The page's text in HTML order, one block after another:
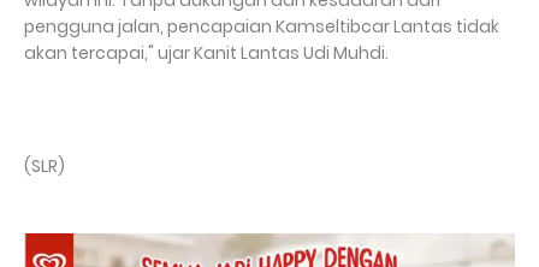
pengguna jalan, pencapaian Kamseltibcar Lantas tidak
akan tercapai," ujar Kanit Lantas Udi Muhdi.
(SLR)